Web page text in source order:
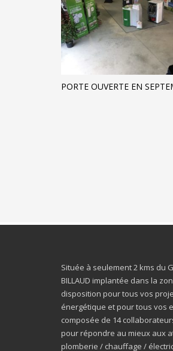
PORTE OUVERTE EN
Située à seulement 2 kms du
BILLAUD implantée dans la
disposition pour tous vos
énergétique et pour tous vos
composée de 14
pour répondre au mieux aux
plomberie / chauffage /